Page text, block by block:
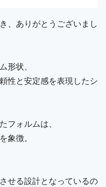
、ありがとうございまし
形状、
性と安定感を表現したシ
フォルムは、
象徴。
せる設計となっているの